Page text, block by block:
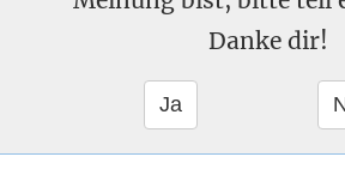
Danke dir!